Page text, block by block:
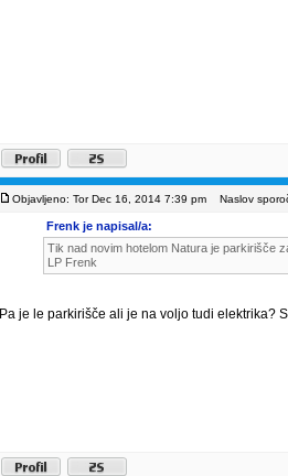
Objavljeno: Tor Dec 16, 2014 7:39 pm Naslov
Frenk je napisal/a:
Tik nad novim hotelom Natura je parkirišče
LP Frenk
Pa je le parkirišče ali je na voljo tudi elektrika?